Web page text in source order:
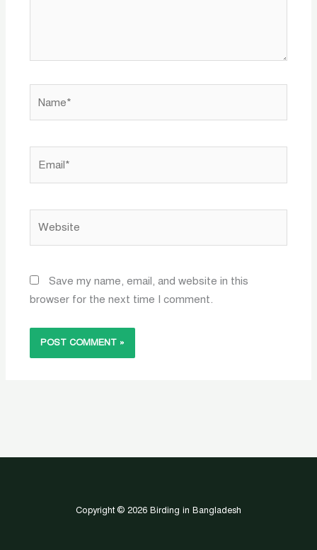
Save my name, email, and website in this
browser for the next time I comment.
Copyright © 2026 Birding in Bangladesh